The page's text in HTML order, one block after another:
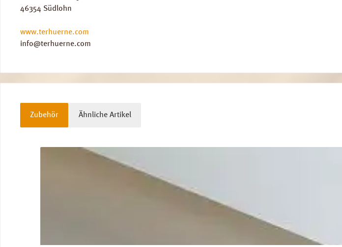
46354 Südlohn
www.terhuerne.com
info@terhuerne.com
Zubehör Ähnliche Artikel